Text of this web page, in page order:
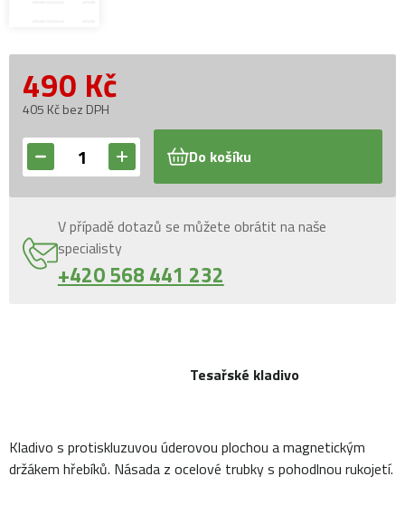
490 Kč
405 Kč bez DPH
Do košíku
V případě dotazů se můžete obrátit na naše
specialisty
+420 568 441 232
Tesařské kladivo
Kladivo s protiskluzuvou úderovou plochou a magnetickým
držákem hřebíků. Násada z ocelové trubky s pohodlnou rukojetí.